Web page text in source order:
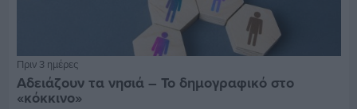
Πριν 3 ημέρες
Αδειάζουν τα νησιά – Το δημογραφικό στο
«κόκκινο»